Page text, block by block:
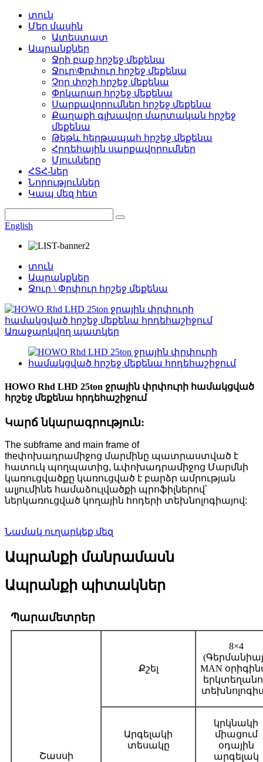
տուն
Մեր մասին
Ատեստատ
Ապրանքներ
Ջրի բաք հրշեջ մեքենա
Ջուր\Փրփուր հրշեջ մեքենա
Չոր փոշի հրշեջ մեքենա
Փրկարար հրշեջ մեքենա
Սարքավորումներ հրշեջ մեքենա
Քաղաքի գլխավոր մարտական ​​հրշեջ
մեքենա
Թեթև հերթապահ հրշեջ մեքենա
Հրդեհային սարքավորումներ
Մյուսները
ՀՏՀ-ներ
Նորություններ
Կապ մեզ հետ
English
տուն
Ապրանքներ
Ջուր \ Փրփուր հրշեջ մեքենա
HOWO Rhd LHD 25ton ջրային փրփուրի համակցված
հրշեջ մեքենա հրդեհաշիջում
Կարճ նկարագրություն:
The subframe and main frame of
theփոխադրամիջոց մարմինը պատրաստված է
հատուկ պողպատից, ևփոխադրամիջոց Մարմնի
կառուցվածքը կառուցված է բարձր ամրության
ալյումինե համաձուլվածքի պրոֆիլներով՝
ներկառուցված կողային հոդերի տեխնոլոգիայով:
Նամակ ուղարկեք մեզ
Ապրանքի մանրամասն
Ապրանքի պիտակներ
Պարամետրեր
Շասսի
Քշել
8×4
MAN
Արգելակի
տեսակը
կրկնակի
միացում
օդային
արգելակ